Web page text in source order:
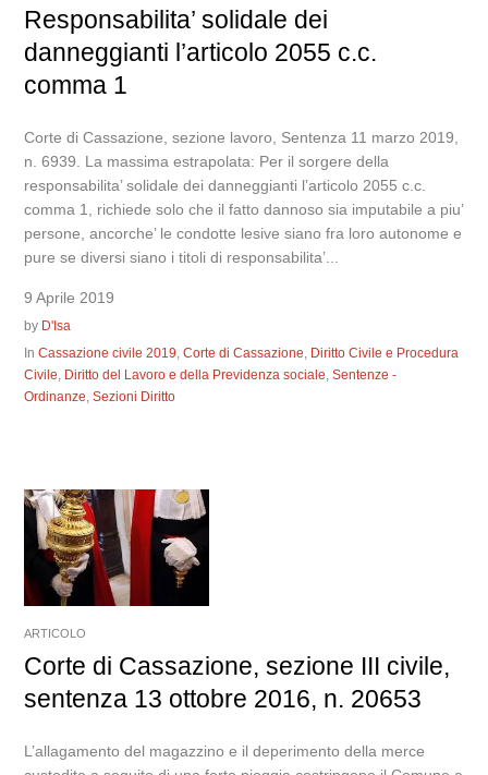
Responsabilita’ solidale dei
danneggianti l’articolo 2055 c.c.
comma 1
Corte di Cassazione, sezione lavoro, Sentenza 11 marzo 2019,
n. 6939. La massima estrapolata: Per il sorgere della
responsabilita’ solidale dei danneggianti l’articolo 2055 c.c.
comma 1, richiede solo che il fatto dannoso sia imputabile a piu’
persone, ancorche’ le condotte lesive siano fra loro autonome e
pure se diversi siano i titoli di responsabilita’...
9 Aprile 2019
by D'Isa
InCassazione civile 2019,Corte di Cassazione, Diritto Civile e Procedura
Civile, Diritto del Lavoro e della Previdenza sociale,Sentenze -
Ordinanze,Sezioni Diritto
ARTICOLO
Corte di Cassazione, sezione III civile,
sentenza 13 ottobre 2016, n. 20653
L’allagamento del magazzino e il deperimento della merce